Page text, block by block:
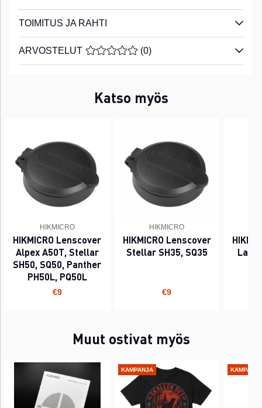
TOIMITUS JA RAHTI
ARVOSTELUT KESKIARVOLUOKITUS 0 / 5
(0)
Katso myös
HIKMICRO
HIKMICRO Lenscover
Alpex A50T, Stellar
SH50, SQ50, Panther
PH50L, PQ50L
€9
HIKMICRO
HIKMICRO Lenscover
Stellar SH35, SQ35
€9
Muut ostivat myös
KAMPANJA